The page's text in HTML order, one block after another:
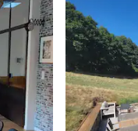
33